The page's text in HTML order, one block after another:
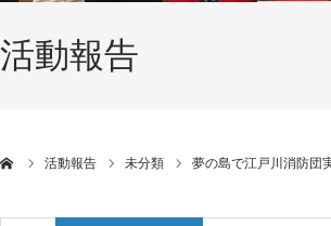
活動報告
活動報告 未分類 夢の島で江戸川消防団